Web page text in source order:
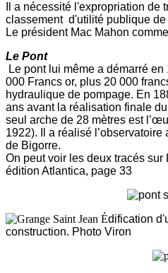
Il a nécessité l'expropriation de
classement d'utilité publique
Le président Mac Mahon
Le Pont
Le pont lui même a démarré
000 Francs or, plus 20 000
hydraulique de pompage. En
ans avant la réalisation finale
seul arche de 28 mètres est
1922). Il a réalisé
de Bigorre.
On peut voir les deux tracés sur
édition Atlantica, page 33
Édification
construction. Photo Viron